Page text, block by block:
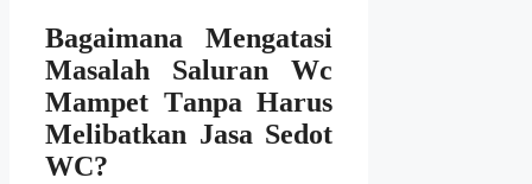
Bagaimana Mengatasi
Masalah Saluran Wc
Mampet Tаnра Hаruѕ
Melibatkan Jasa Sedot
WC?